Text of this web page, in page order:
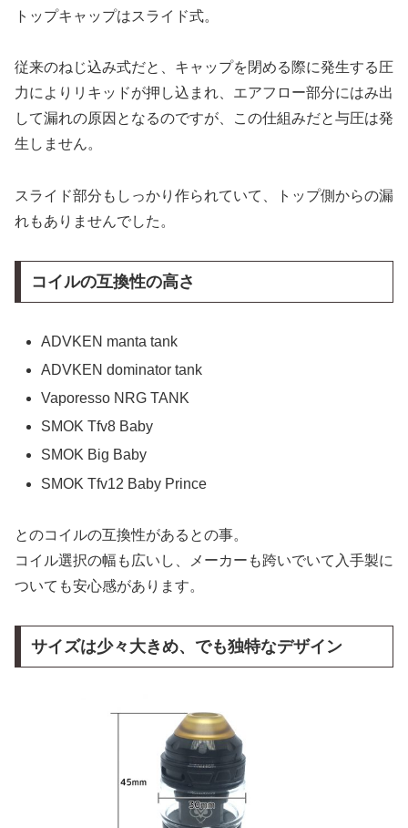
トップキャップはスライド式。
従来のねじ込み式だと、キャップを閉める際に発生する圧
力によりリキッドが押し込まれ、エアフロー部分にはみ出
して漏れの原因となるのですが、この仕組みだと与圧は発
生しません。
スライド部分もしっかり作られていて、トップ側からの漏
れもありませんでした。
コイルの互換性の高さ
ADVKEN manta tank
ADVKEN dominator tank
Vaporesso NRG TANK
SMOK Tfv8 Baby
SMOK Big Baby
SMOK Tfv12 Baby Prince
とのコイルの互換性があるとの事。
コイル選択の幅も広いし、メーカーも跨いでいて入手製に
ついても安心感があります。
サイズは少々大きめ、でも独特なデザイン